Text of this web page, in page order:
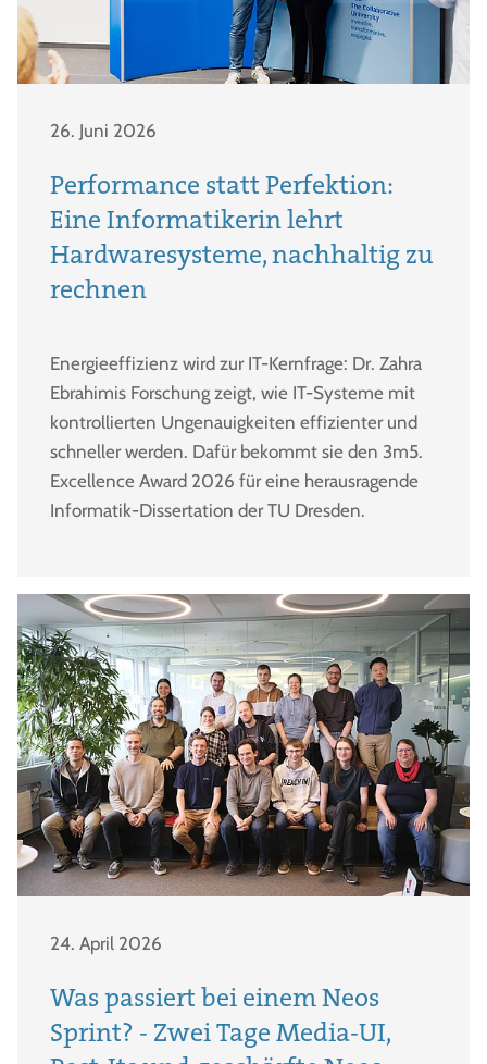
26. Juni 2026
Performance statt Perfektion:
Eine Informatikerin lehrt
Hardwaresysteme, nachhaltig zu
rechnen
Energieeffizienz wird zur IT-Kernfrage: Dr. Zahra
Ebrahimis Forschung zeigt, wie IT-Systeme mit
kontrollierten Ungenauigkeiten effizienter und
schneller werden. Dafür bekommt sie den 3m5.
Excellence Award 2026 für eine herausragende
Informatik-Dissertation der TU Dresden.
24. April 2026
Was passiert bei einem Neos
Sprint? - Zwei Tage Media-UI,